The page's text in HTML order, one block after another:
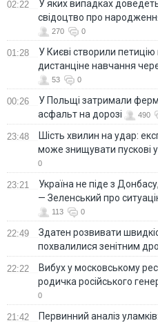
02:22
У яких випадках
свідоцтво про
270 0
01:28
У Києві створили
дистанціне навчання
53 0
00:26
У Польщі затримали
асфальт на дорозі
490
23:48
Шість хвилин на удар:
може знищувати пускові
0
23:21
Україна не піде з
— Зеленський про
113 0
22:49
Здатен розвивати
похвалилися зенітним
22:22
Вибух у московському
родичка російського
0
21:42
Первинний аналіз